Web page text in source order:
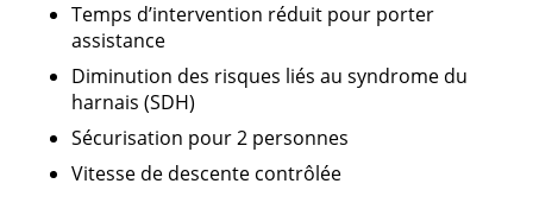
Temps d’intervention réduit pour porter
assistance
Diminution des risques liés au syndrome du
harnais (SDH)
Sécurisation pour 2 personnes
Vitesse de descente contrôlée